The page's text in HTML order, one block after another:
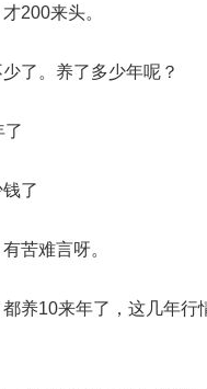
200来头。
了。养了多少年呢？
了
了
苦难言呀。
养10来年了，这几年行